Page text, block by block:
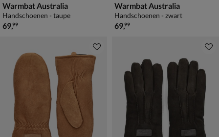
Warmbat Australia
Handschoenen - taupe
€ 69,99
69,99
Warmbat Australia
Handschoenen - zwart
€ 69,99
69,99